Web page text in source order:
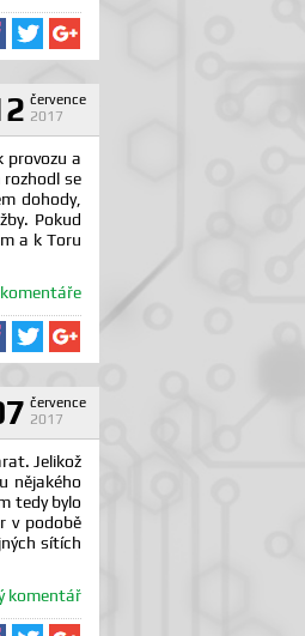
Sdílet na Facebooku
Sdílet na Twitteru
července
2017
provozu a
se
dohody,
Pokud
a k Toru
Sdílet na Facebooku
Sdílet na Twitteru
července
2017
Jelikož
nějakého
tedy bylo
v podobě
sítích
komentář
Sdílet na Facebooku
Sdílet na Twitteru